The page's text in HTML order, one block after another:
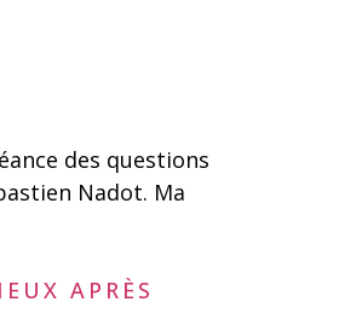
des questions
Nadot. Ma
APRÈS